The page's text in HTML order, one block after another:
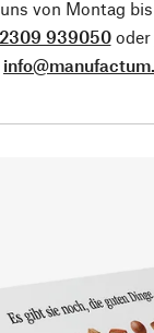
von Montag
939050oder